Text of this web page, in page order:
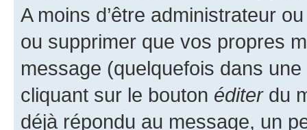
A moins d’être administrateur
ou supprimer que vos propres
message (quelquefois dans
cliquant sur le bouton éditerdu
déjà répondu au message, un